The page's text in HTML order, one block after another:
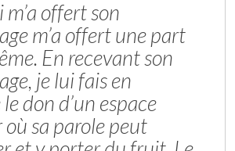
offert son
m’a offert une part
En recevant son
je lui fais en
don d’un espace
sa parole peut